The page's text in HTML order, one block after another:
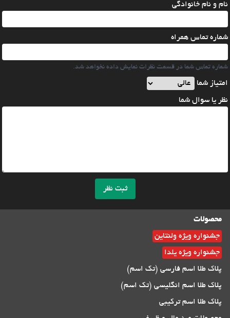
نام و نام خانوادگی
شماره تماس همراه
شماره تماس شما در قسمت نظرات نمایش داده نخواهد شد.
امتیاز شما
نظر یا سوال شما
ثبت نظر
محصولات
جشنواره ویژه ولنتاین
جشنواره ویژه یلدا
پلاک طلا اسم فارسی (تک اسم)
پلاک طلا اسم انگلیسی (تک اسم)
پلاک طلا اسم ترکیبی